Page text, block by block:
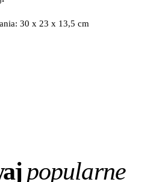
30 x 23 x 13,5 cm
popularne